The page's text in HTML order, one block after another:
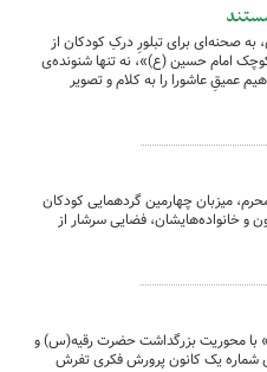
صحنه‌ای برای تبلورِ درکِ کودکان از
کوچک امام حسین (ع)»، نه تنها شنونده‌ی
عمیقِ عاشورا را به کلام و تصویر
میزبان چهارمین گردهمایی کودکان
و خانواده‌هایشان، فضایی سرشار از
با محوریت بزرگداشت حضرت رقیه(س) و
فرهنگی‌هنری شماره یک کانون پرورش فکری تفرش